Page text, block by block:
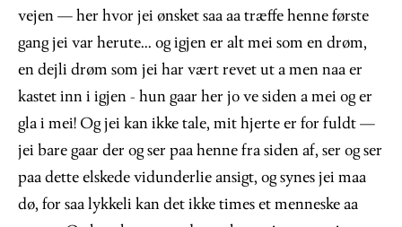
vejen — her hvor jei ønsket saa aa træffe henne første
gang jei var herute... og igjen er alt mei som en drøm,
en dejli drøm som jei har vært revet ut a men naa er
kastet inn i igjen - hun gaar her jo ve siden a mei og er
gla i mei! Og jei kan ikke tale, mit hjerte er for fuldt —
jei bare gaar der og ser paa henne fra siden af, ser og ser
paa dette elskede vidunderlie ansigt, og synes jei maa
dø, for saa lykkeli kan det ikke times et menneske aa